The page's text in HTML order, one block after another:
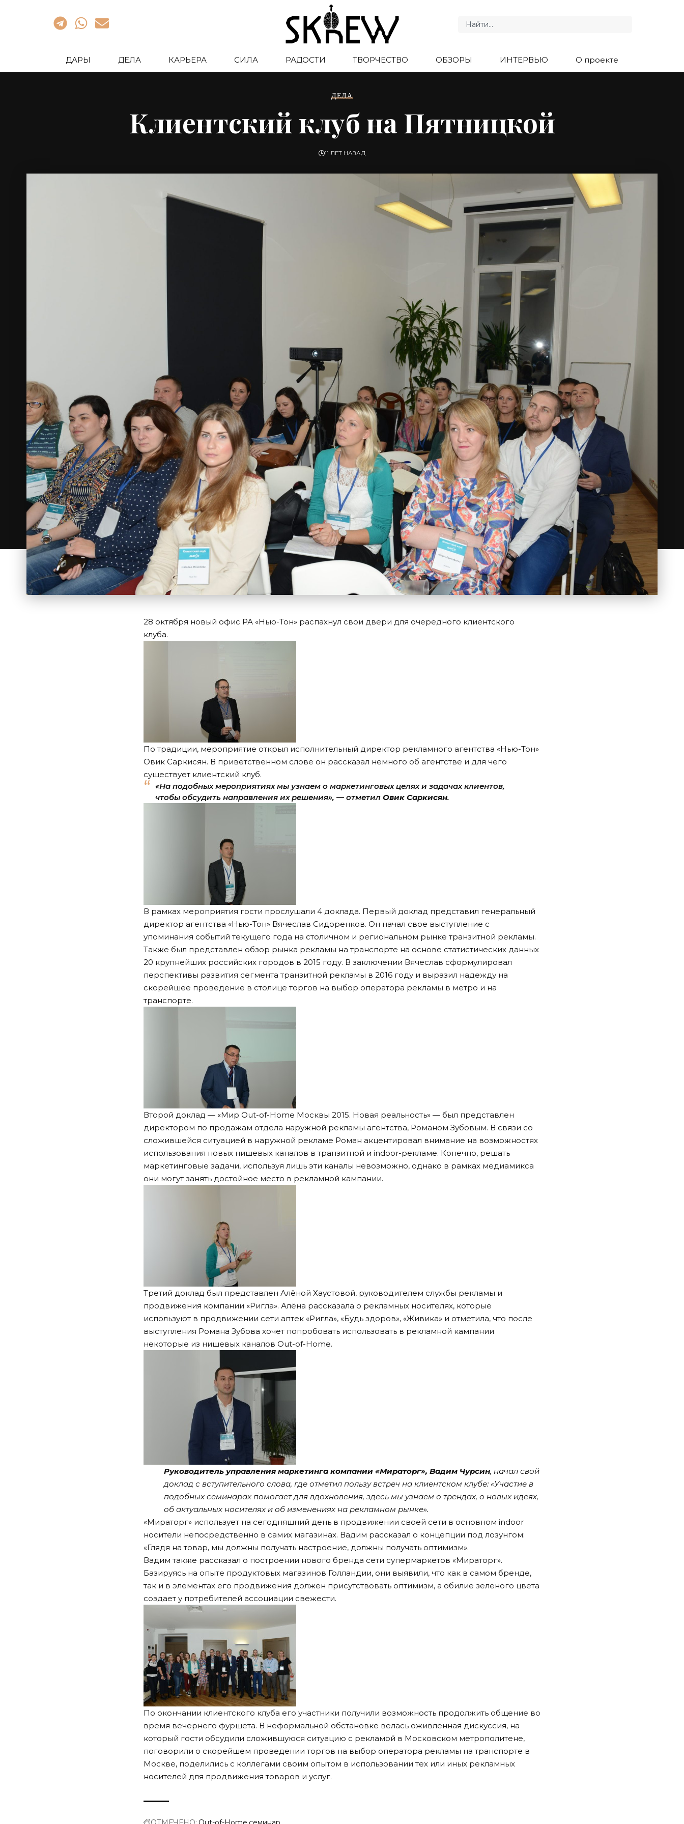
ДАРЫ ДЕЛА КАРЬЕРА СИЛА РАДОСТИ ТВОРЧЕСТВО ОБЗОРЫ ИНТЕРВЬЮ О проекте
ДЕЛА
Клиентский клуб на Пятницкой
11 ЛЕТ НАЗАД
28 октября новый офис РА «Нью-Тон» распахнул свои двери для очередного клиентского
клуба.
По традиции, мероприятие открыл исполнительный директор рекламного агентства «Нью-Тон»
Овик Саркисян. В приветственном слове он рассказал немного об агентстве и для чего
существует клиентский клуб.
«На подобных мероприятиях мы узнаем о маркетинговых целях и задачах клиентов,
чтобы обсудить направления их решения», — отметил Овик Саркисян.
В рамках мероприятия гости прослушали 4 доклада. Первый доклад представил генеральный
директор агентства «Нью-Тон» Вячеслав Сидоренков. Он начал свое выступление с
упоминания событий текущего года на столичном и региональном рынке транзитной рекламы.
Также был представлен обзор рынка рекламы на транспорте на основе статистических данных
20 крупнейших российских городов в 2015 году. В заключении Вячеслав сформулировал
перспективы развития сегмента транзитной рекламы в 2016 году и выразил надежду на
скорейшее проведение в столице торгов на выбор оператора рекламы в метро и на
транспорте.
Второй доклад — «Мир Out-of-Hоme Москвы 2015. Новая реальность» — был представлен
директором по продажам отдела наружной рекламы агентства, Романом Зубовым. В связи со
сложившейся ситуацией в наружной рекламе Роман акцентировал внимание на возможностях
использования новых нишевых каналов в транзитной и indoor-рекламе. Конечно, решать
маркетинговые задачи, используя лишь эти каналы невозможно, однако в рамках медиамикса
они могут занять достойное место в рекламной кампании.
Третий доклад был представлен Алёной Хаустовой, руководителем службы рекламы и
продвижения компании «Ригла». Алёна рассказала о рекламных носителях, которые
используют в продвижении сети аптек «Ригла», «Будь здоров», «Живика» и отметила, что после
выступления Романа Зубова хочет попробовать использовать в рекламной кампании
некоторые из нишевых каналов Оut-of-Home.
Руководитель управления маркетинга компании «Мираторг», Вадим Чурсин, начал свой
доклад с вступительного слова, где отметил пользу встреч на клиентском клубе: «Участие в
подобных семинарах помогает для вдохновения, здесь мы узнаем о трендах, о новых идеях,
об актуальных носителях и об изменениях на рекламном рынке».
«Мираторг» использует на сегодняшний день в продвижении своей сети в основном indoor
носители непосредственно в самих магазинах. Вадим рассказал о концепции под лозунгом:
«Глядя на товар, мы должны получать настроение, должны получать оптимизм».
Вадим также рассказал о построении нового бренда сети супермаркетов «Мираторг».
Базируясь на опыте продуктовых магазинов Голландии, они выявили, что как в самом бренде,
так и в элементах его продвижения должен присутствовать оптимизм, а обилие зеленого цвета
создает у потребителей ассоциации свежести.
По окончании клиентского клуба его участники получили возможность продолжить общение во
время вечернего фуршета. В неформальной обстановке велась оживленная дискуссия, на
который гости обсудили сложившуюся ситуацию с рекламой в Московском метрополитене,
поговорили о скорейшем проведении торгов на выбор оператора рекламы на транспорте в
Москве, поделились с коллегами своим опытом в использовании тех или иных рекламных
носителей для продвижения товаров и услуг.